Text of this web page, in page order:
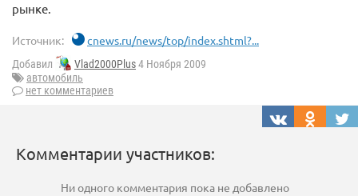
рынке.
Источник: cnews.ru/news/top/index.shtml?...
Добавил Vlad2000Plus4 Ноября 2009
автомобиль
нет комментариев
Комментарии участников:
Ни одного комментария пока не добавлено